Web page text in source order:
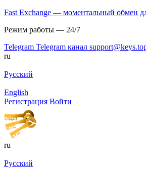
Fast Exchange — моментальный обмен
Режим работы — 24/7
Telegram Telegram канал
ru
Русский
English
Регистрация Войти
ru
Русский